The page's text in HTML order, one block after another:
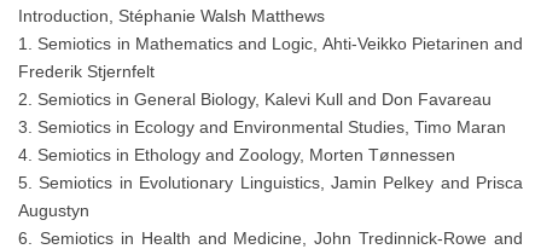
Introduction, Stéphanie Walsh Matthews
1. Semiotics in Mathematics and Logic, Ahti-Veikko Pietarinen and
Frederik Stjernfelt
2. Semiotics in General Biology, Kalevi Kull and Don Favareau
3. Semiotics in Ecology and Environmental Studies, Timo Maran
4. Semiotics in Ethology and Zoology, Morten Tønnessen
5. Semiotics in Evolutionary Linguistics, Jamin Pelkey and Prisca
Augustyn
6. Semiotics in Health and Medicine, John Tredinnick-Rowe and